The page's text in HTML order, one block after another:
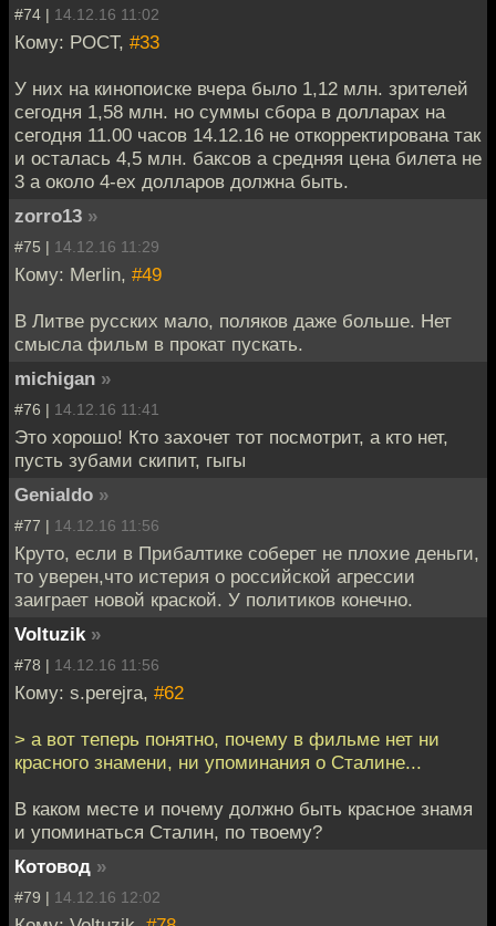
#74 | 14.12.16 11:02
Кому: POCT, #33
У них на кинопоиске вчера было 1,12 млн. зрителей
сегодня 1,58 млн. но суммы сбора в долларах на
сегодня 11.00 часов 14.12.16 не откорректирована так
и осталась 4,5 млн. баксов а средняя цена билета не
3 а около 4-ех долларов должна быть.
zorro13 »
#75 | 14.12.16 11:29
Кому: Merlin, #49
В Литве русских мало, поляков даже больше. Нет
смысла фильм в прокат пускать.
michigan »
#76 | 14.12.16 11:41
Это хорошо! Кто захочет тот посмотрит, а кто нет,
пусть зубами скипит, гыгы
Genialdo »
#77 | 14.12.16 11:56
Круто, если в Прибалтике соберет не плохие деньги,
то уверен,что истерия о российской агрессии
заиграет новой краской. У политиков конечно.
Voltuzik »
#78 | 14.12.16 11:56
Кому: s.perejra, #62
> а вот теперь понятно, почему в фильме нет ни
красного знамени, ни упоминания о Сталине...
В каком месте и почему должно быть красное знамя
и упоминаться Сталин, по твоему?
Котовод »
#79 | 14.12.16 12:02